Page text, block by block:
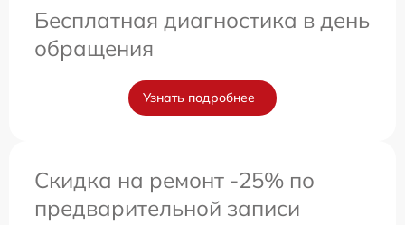
Бесплатная диагностика в день
обращения
Узнать подробнее
Скидка на ремонт -25% по
предварительной записи